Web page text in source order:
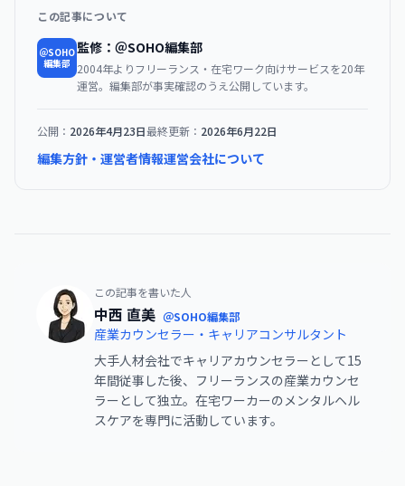
この記事について
＠SOHO
編集部
監修：＠SOHO編集部
2004年よりフリーランス・在宅ワーク向けサービスを20年
運営。編集部が事実確認のうえ公開しています。
公開： 2026年4月23日最終更新： 2026年6月22日
編集方針・運営者情報運営会社について
この記事を書いた人
中西 直美 ＠SOHO編集部
産業カウンセラー・キャリアコンサルタント
大手人材会社でキャリアカウンセラーとして15
年間従事した後、フリーランスの産業カウンセ
ラーとして独立。在宅ワーカーのメンタルヘル
スケアを専門に活動しています。